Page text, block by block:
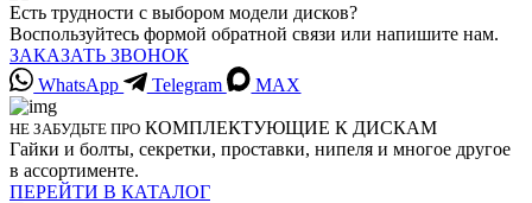
Есть трудности с выбором модели дисков?
Воспользуйтесь формой обратной связи или напишите нам.
ЗАКАЗАТЬ ЗВОНОК
WhatsApp
Telegram MAX
НЕ ЗАБУДЬТЕ ПРО КОМПЛЕКТУЮЩИЕ К ДИСКАМ
Гайки и болты, секретки, проставки, нипеля и многое другое
в ассортименте.
ПЕРЕЙТИ В КАТАЛОГ